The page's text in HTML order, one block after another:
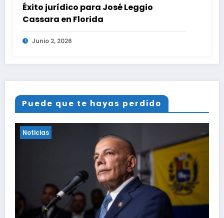
Éxito jurídico para José Leggio
Cassara en Florida
Junio 2, 2026
Puede que te hayas perdido